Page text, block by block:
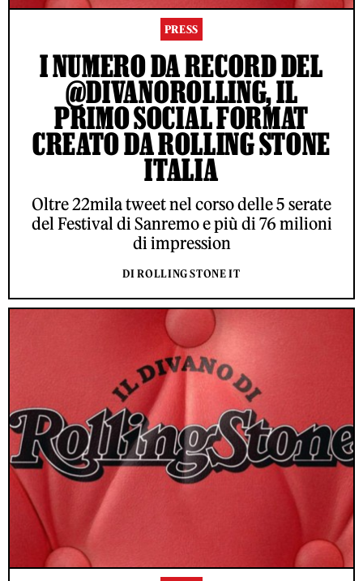
PRESS
I NUMERO DA RECORD DEL
@DIVANOROLLING, IL
PRIMO SOCIAL FORMAT
CREATO DA ROLLING STONE
ITALIA
Oltre 22mila tweet nel corso delle 5 serate
del Festival di Sanremo e più di 76 milioni
di impression
DI ROLLING STONE IT